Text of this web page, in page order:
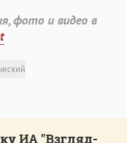
фото и видео в
ИА "Взгляд-